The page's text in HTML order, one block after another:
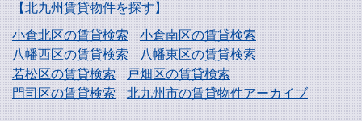
【北九州賃貸物件を探す】
小倉北区の賃貸検索
小倉南区の賃貸検索
八幡西区の賃貸検索
八幡東区の賃貸検索
若松区の賃貸検索
戸畑区の賃貸検索
門司区の賃貸検索
北九州市の賃貸物件アーカイブ